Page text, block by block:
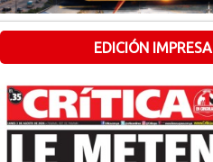
EDICIÓN IMPRESA